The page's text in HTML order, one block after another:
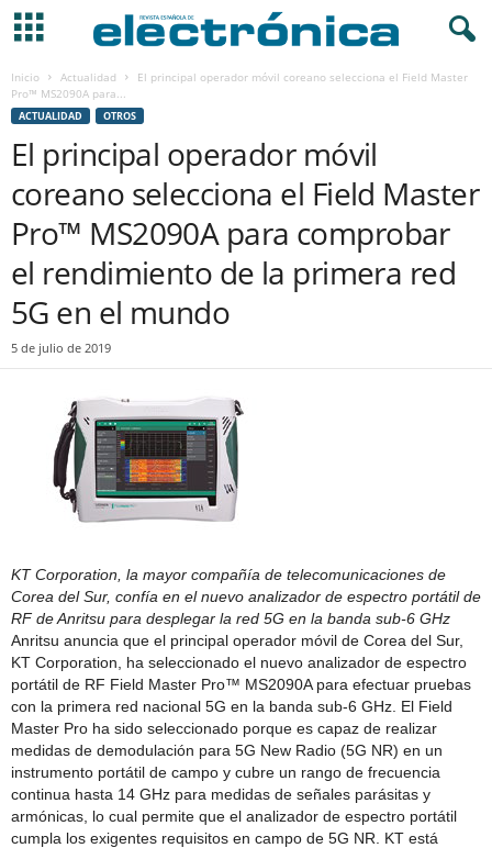
Inicio Actualidad
El principal operador móvil coreano selecciona el Field Master
Pro™ MS2090A para...
ACTUALIDAD OTROS
El principal operador móvil
coreano selecciona el Field Master
Pro™ MS2090A para comprobar
el rendimiento de la primera red
5G en el mundo
5 de julio de 2019
KT Corporation, la mayor compañía de telecomunicaciones de
Corea del Sur, confía en el nuevo analizador de espectro portátil de
RF de Anritsu para desplegar la red 5G en la banda sub-6 GHz
Anritsu anuncia que el principal operador móvil de Corea del Sur,
KT Corporation, ha seleccionado el nuevo analizador de espectro
portátil de RF Field Master Pro™ MS2090A para efectuar pruebas
con la primera red nacional 5G en la banda sub-6 GHz. El Field
Master Pro ha sido seleccionado porque es capaz de realizar
medidas de demodulación para 5G New Radio (5G NR) en un
instrumento portátil de campo y cubre un rango de frecuencia
continua hasta 14 GHz para medidas de señales parásitas y
armónicas, lo cual permite que el analizador de espectro portátil
cumpla los exigentes requisitos en campo de 5G NR. KT está